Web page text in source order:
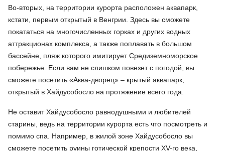
Во-вторых, на территории курорта расположен аквапарк,
кстати, первым открытый в Венгрии. Здесь вы сможете
покататься на многочисленных горках и других водных
аттракционах комплекса, а также поплавать в большом
бассейне, пляж которого имитирует Средиземноморское
побережье. Если вам не слишком повезет с погодой, вы
сможете посетить «Аква-дворец» – крытый аквапарк,
открытый в Хайдусобосло на протяжение всего года.
Не оставит Хайдусобосло равнодушными и любителей
старины, ведь на территории курорта есть что посмотреть и
помимо спа. Например, в жилой зоне Хайдусобосло вы
сможете посетить руины готической крепости XV-го века,